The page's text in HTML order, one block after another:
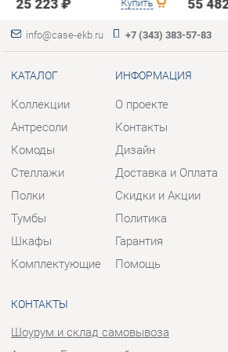
Стеллажи
Тумбы
Шкафы
Комплектующие
Доставка и Оплата
Политика
Гарантия
Помощь
Шоурум и склад самовывоза
Адрес: г. Березовский, ул.
Ленина, 2
Телефон: +7 (343) 383-57-83
Пн - Пт:10:00 - 20:00 (GMT+5)